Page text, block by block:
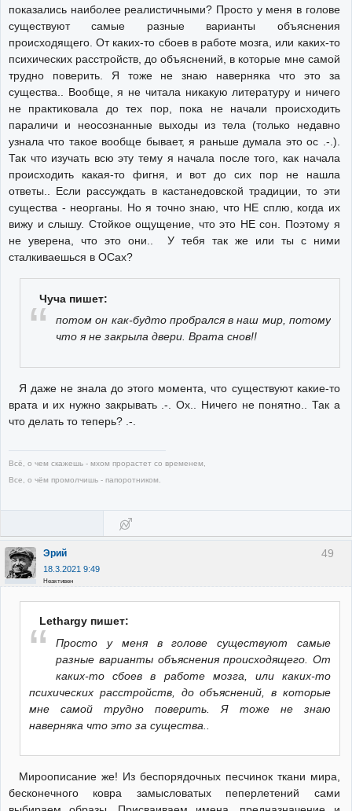
показались наиболее реалистичными? Просто у меня в голове
существуют самые разные варианты объяснения
происходящего. От каких-то сбоев в работе мозга, или каких-то
психических расстройств, до объяснений, в которые мне самой
трудно поверить. Я тоже не знаю наверняка что это за
существа.. Вообще, я не читала никакую литературу и ничего
не практиковала до тех пор, пока не начали происходить
параличи и неосознанные выходы из тела (только недавно
узнала что такое вообще бывает, я раньше думала это ос .-.).
Так что изучать всю эту тему я начала после того, как начала
происходить какая-то фигня, и вот до сих пор не нашла
ответы.. Если рассуждать в кастанедовской традиции, то эти
существа - неорганы. Но я точно знаю, что НЕ сплю, когда их
вижу и слышу. Стойкое ощущение, что это НЕ сон. Поэтому я
не уверена, что это они.. У тебя так же или ты с ними
сталкиваешься в ОСах?
Чуча пишет:
потом он как-будто пробрался в наш мир, потому
что я не закрыла двери. Врата снов!!
Я даже не знала до этого момента, что существуют какие-то
врата и их нужно закрывать .-. Ох.. Ничего не понятно.. Так а
что делать то теперь? .-.
Всё, о чем скажешь - мхом прорастет со временем,
Все, о чём промолчишь - папоротником.
49
Эрий
18.3.2021 9:49
Неактивен
Lethargy пишет:
Просто у меня в голове существуют самые
разные варианты объяснения происходящего. От
каких-то сбоев в работе мозга, или каких-то
психических расстройств, до объяснений, в которые
мне самой трудно поверить. Я тоже не знаю
наверняка что это за существа..
Мироописание же! Из беспорядочных песчинок ткани мира,
бесконечного ковра замысловатых пеперлетений сами